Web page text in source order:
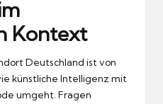
Kontext
Deutschland ist von
künstliche Intelligenz mit
umgeht. Fragen